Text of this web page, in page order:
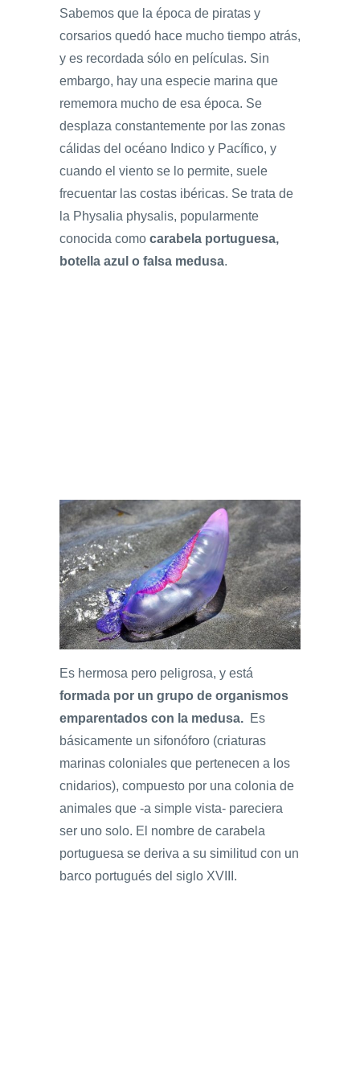
Sabemos que la época de piratas y
corsarios quedó hace mucho tiempo atrás,
y es recordada sólo en películas. Sin
embargo, hay una especie marina que
rememora mucho de esa época. Se
desplaza constantemente por las zonas
cálidas del océano Indico y Pacífico, y
cuando el viento se lo permite, suele
frecuentar las costas ibéricas. Se trata de
la Physalia physalis, popularmente
conocida como carabela portuguesa,
botella azul o falsa medusa.
Es hermosa pero peligrosa, y está
formada por un grupo de organismos
emparentados con la medusa. Es
básicamente un sifonóforo (criaturas
marinas coloniales que pertenecen a los
cnidarios), compuesto por una colonia de
animales que -a simple vista- pareciera
ser uno solo. El nombre de carabela
portuguesa se deriva a su similitud con un
barco portugués del siglo XVIII.